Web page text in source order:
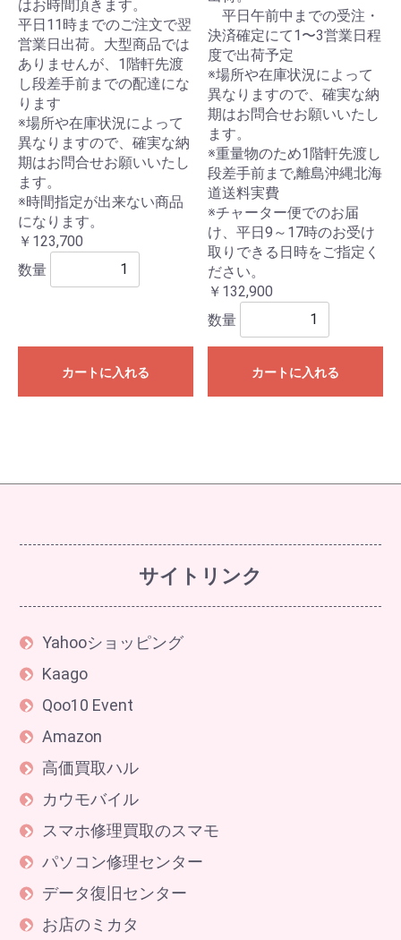
はお時間頂きます。
平日11時までのご注文で翌
営業日出荷。大型商品では
ありませんが、1階軒先渡
し段差手前までの配達にな
ります
※場所や在庫状況によって
異なりますので、確実な納
期はお問合せお願いいたし
ます。
※時間指定が出来ない商品
になります。
￥123,700
数量
カートに入れる
平日午前中までの受注・
決済確定にて1〜3営業日程
度で出荷予定
※場所や在庫状況によって
異なりますので、確実な納
期はお問合せお願いいたし
ます。
※重量物のため1階軒先渡し
段差手前まで,離島沖縄北海
道送料実費
※チャーター便でのお届
け、平日9～17時のお受け
取りできる日時をご指定く
ださい。
￥132,900
数量
カートに入れる
サイトリンク
Yahooショッピング
Kaago
Qoo10 Event
Amazon
高価買取ハル
カウモバイル
スマホ修理買取のスマモ
パソコン修理センター
データ復旧センター
お店のミカタ